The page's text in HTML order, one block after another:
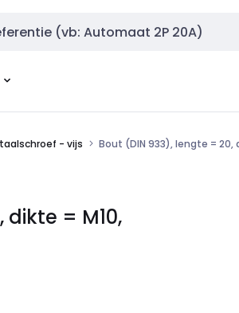
- vijs Bout (DIN 933), lengte = 20,
dikte = M10,